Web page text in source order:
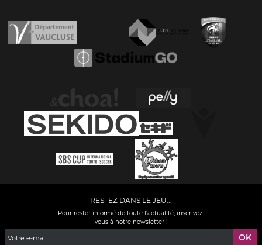
RESTEZ DANS LE JEU...
Pour rester informé de toute l'actualité, inscrivez-
vous à notre newsletter !